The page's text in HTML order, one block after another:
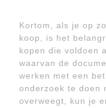
Kortom, als je op
koop, is het
kopen die voldoen
waarvan de
werken met een
onderzoek te doen
overweegt, kun je